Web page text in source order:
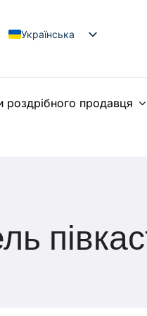
Українська
日本語
Français
简体中文
роздрібного продавця